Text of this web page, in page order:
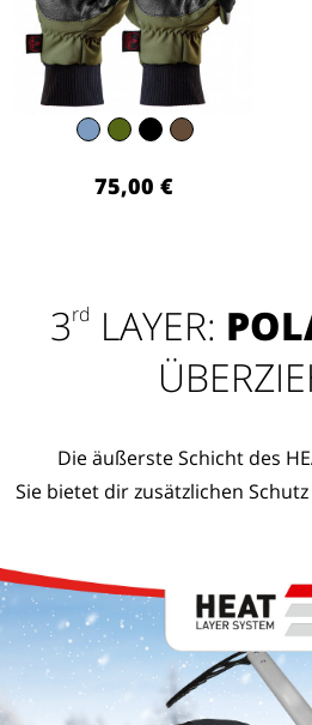
75,00 €
3rd LAYER:
Die äußerste Schicht des
Sie bietet dir zusätzlichen